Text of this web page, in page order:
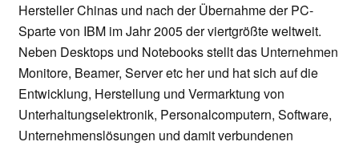
Hersteller Chinas und nach der Übernahme der PC-
Sparte von IBM im Jahr 2005 der viertgrößte weltweit.
Neben Desktops und Notebooks stellt das Unternehmen
Monitore, Beamer, Server etc her und hat sich auf die
Entwicklung, Herstellung und Vermarktung von
Unterhaltungselektronik, Personalcomputern, Software,
Unternehmenslösungen und damit verbundenen